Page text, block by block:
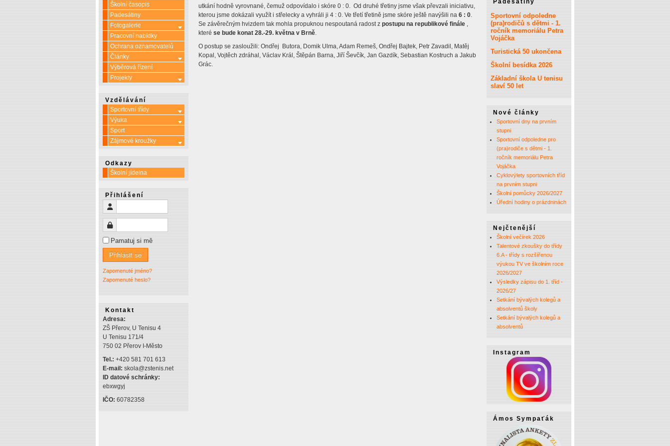
Školní časopis
Padesátiny
Fotogalerie
Více o: Fotogalerie
Pracovní nabídky
Ochrana oznamovatelů
Články
Více o: Články
Výběrová řízení
Projekty
Více o: Projekty
Vzdělávání
Sportovní třídy
Více o: Sportovní třídy
Výuka Více o: Výuka
Sport
Zájmové kroužky
Více o: Zájmové kroužky
Odkazy
Školní jídelna
Přihlášení
Heslo
Pamatuj si mě
Přihlásit se
Zapomenuté jméno?
Zapomenuté heslo?
Kontakt
Adresa:
ZŠ Přerov, U Tenisu 4
U Tenisu 171/4
750 02 Přerov I-Město
Tel.: +420 581 701 613
E-mail: skola@zstenis.net
ID datové schránky:
ebxwgyj
IČO: 60782358
utkání hodně vyrovnané, čemuž odpovídalo i skóre 0 : 0. Od druhé třetiny jsme však převzali iniciativu,
kterou jsme dokázali využít i střelecky a vyhráli ji 4 : 0. Ve třetí třetině jsme skóre ještě navýšili na 6 : 0.
Se závěrečným hvizdem tak mohla propuknou nespoutaná radost z postupu na republikové finále,
které se bude konat 28.-29. května v Brně.
O postup se zasloužili: Ondřej Butora, Domik Ulma, Adam Remeš, Ondřej Bajtek, Petr Zavadil, Matěj
Kopal, Vojtěch zdráhal, Václav Král, Štěpán Barna, Jiří Ševčík, Jan Gazdík, Sebastian Kostruch a Jakub
Grác.
Padesátiny
Sportovní odpoledne
(pra)rodičů s dětmi - 1.
ročník memoriálu Petra
Vojáčka
Turistická 50 ukončena
Školní besídka 2026
Základní škola U tenisu
slaví 50 let
Nové články
Sportovní dny na prvním
stupni
Sportovní odpoledne pro
(pra)rodiče s dětmi - 1.
ročník memoriálu Petra
Vojáčka
Cyklovýlety sportovních tříd
na prvním stupni
Školní pomůcky 2026/2027
Úřední hodiny o prázdninách
Nejčtenější
Školní večírek 2026
Talentové zkoušky do třídy
6.A - třídy s rozšířenou
výukou TV ve školním roce
2026/2027
Výsledky zápisu do 1. tříd -
2026/27
Setkání bývalých kolegů a
absolventů školy
Setkání bývalých kolegů a
absolventů
Instagram
Ámos Sympaťák